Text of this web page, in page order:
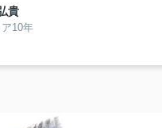
貴
10年